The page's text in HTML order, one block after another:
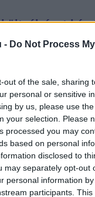
- Do Not Process
out of the sale, sharing
personal or sensitive
by us, please use
your selection. Please
processed you may
based on personal
disclosed to
may separately opt-out
personal information
participants.
a spanyolok